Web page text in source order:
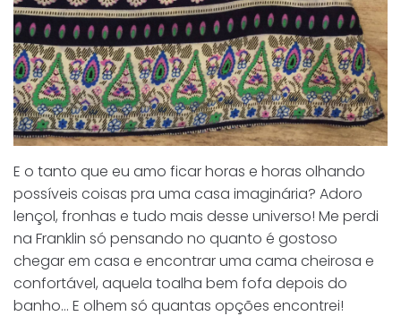
E o tanto que eu amo ficar horas e horas olhando
possíveis coisas pra uma casa imaginária? Adoro
lençol, fronhas e tudo mais desse universo! Me perdi
na Franklin só pensando no quanto é gostoso
chegar em casa e encontrar uma cama cheirosa e
confortável, aquela toalha bem fofa depois do
banho… E olhem só quantas opções encontrei!